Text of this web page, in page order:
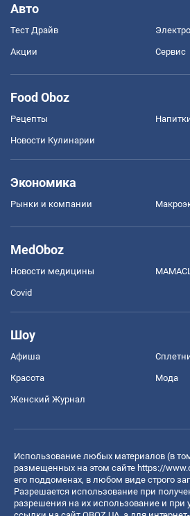
Авто
Тест Драйв
Акции Сервис
Food Oboz
Рецепты
Новости Кулинарии
Экономика
Рынки и компании
MedOboz
Новости медицины
Covid
Шоу
Афиша
Красота Мода
Женский Журнал
Использование любых материалов (в
размещенных на этом сайте https://
его поддоменах, в любом виде строго
Разрешается использование при
разрешения на их использование и при